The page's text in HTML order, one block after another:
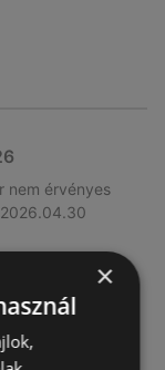
nem érvényes
2026.04.30
×